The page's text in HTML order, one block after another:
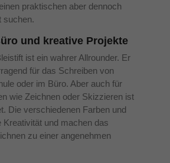
praktischen aber dennoch
suchen.
und kreative Projekte
ist ein wahrer Allrounder. Er
für das Schreiben von
oder im Büro. Aber auch für
wie Zeichnen oder Skizzieren ist
Die verschiedenen Farben und
Kreativität und machen das
zu einer angenehmen